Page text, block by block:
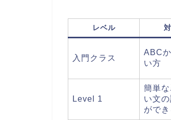
レベル
入門クラス
ABC
い方
Level 1
簡単
い文
がで